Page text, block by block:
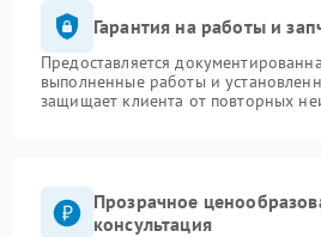
Гарантия на работы и
Предоставляется
выполненные работы и
защищает клиента от повторных
Прозрачное
консультация